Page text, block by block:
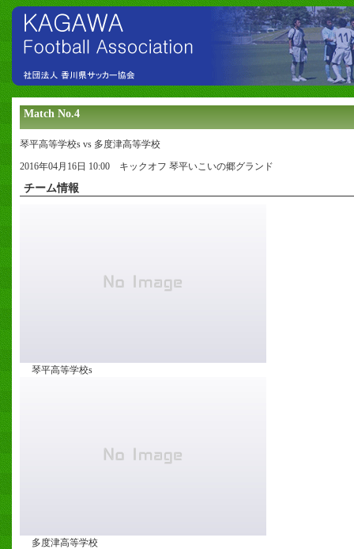
Match No.4
琴平高等学校s vs 多度津高等学校
2016年04月16日 10:00 キックオフ 琴平いこいの郷グランド
チーム情報
琴平高等学校s
多度津高等学校